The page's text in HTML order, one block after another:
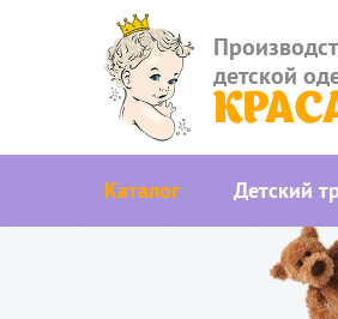
детской
Каталог Детский